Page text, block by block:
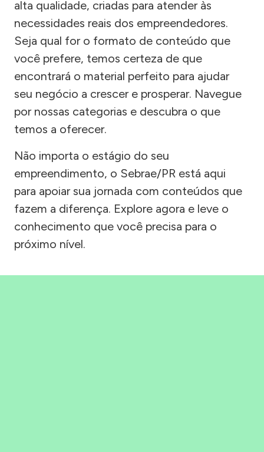
alta qualidade, criadas para atender às
necessidades reais dos empreendedores.
Seja qual for o formato de conteúdo que
você prefere, temos certeza de que
encontrará o material perfeito para ajudar
seu negócio a crescer e prosperar. Navegue
por nossas categorias e descubra o que
temos a oferecer.
Não importa o estágio do seu
empreendimento, o Sebrae/PR está aqui
para apoiar sua jornada com conteúdos que
fazem a diferença. Explore agora e leve o
conhecimento que você precisa para o
próximo nível.